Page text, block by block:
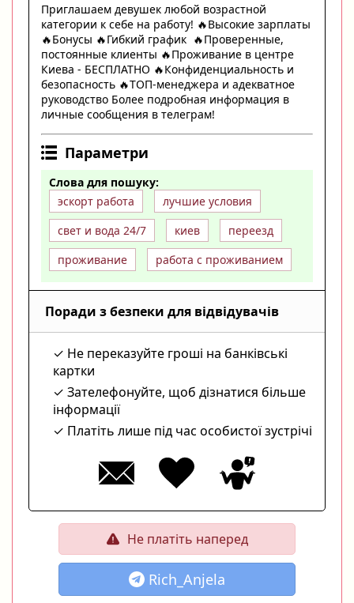
Приглашаем девушек любой возрастной
категории к себе на работу! 🔥Высокие зарплаты
🔥Бонусы 🔥Гибкий график 🔥Проверенные,
постоянные клиенты 🔥Проживание в центре
Киева - БЕСПЛАТНО 🔥Конфиденциальность и
безопасность 🔥ТОП-менеджера и адекватное
руководство Более подробная информация в
личные сообщения в телеграм!
Параметри
Слова для пошуку:
эскорт работа
лучшие условия
свет и вода 24/7
киев
переезд
проживание
работа с проживанием
Поради з безпеки для відвідувачів
Не переказуйте гроші на банківські
картки
Зателефонуйте, щоб дізнатися більше
інформації
Платіть лише під час особистої зустрічі
Не платіть наперед
Rich_Anjela